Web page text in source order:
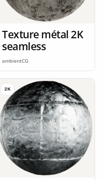
Texture métal 2K
seamless
ambientCG
2K